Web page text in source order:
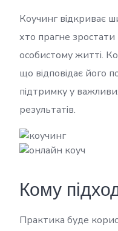
Коучинг відкриває
хто прагне зростати
особистому житті.
що відповідає його
підтримку у
результатів.
Кому
Практика буде